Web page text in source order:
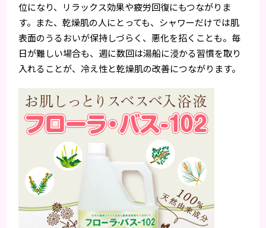
位になり、リラックス効果や疲労回復にもつながりま
す。また、乾燥肌の人にとっても、シャワーだけでは肌
表面のうるおいが保持しづらく、悪化を招くことも。毎
日が難しい場合も、週に数回は湯船に浸かる習慣を取り
入れることが、冷え性と乾燥肌の改善につながります。